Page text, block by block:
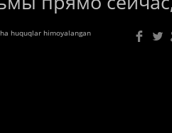
huquqlar himoyalangan